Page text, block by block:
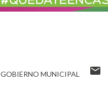
GOBIERNO MUNICIPAL